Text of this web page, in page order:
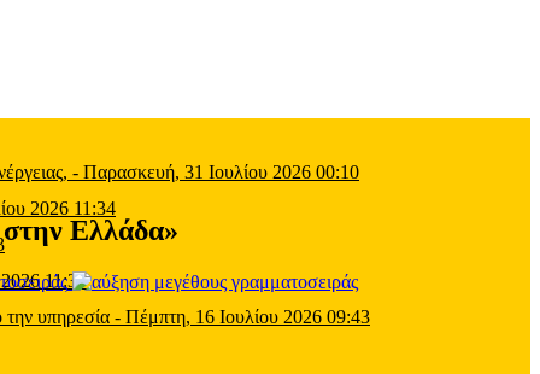
- Παρασκευή, 31 Ιουλίου 2026 00:10
2026 11:34
11:39
υπηρεσία - Πέμπτη, 16 Ιουλίου 2026 09:43
στην Ελλάδα»